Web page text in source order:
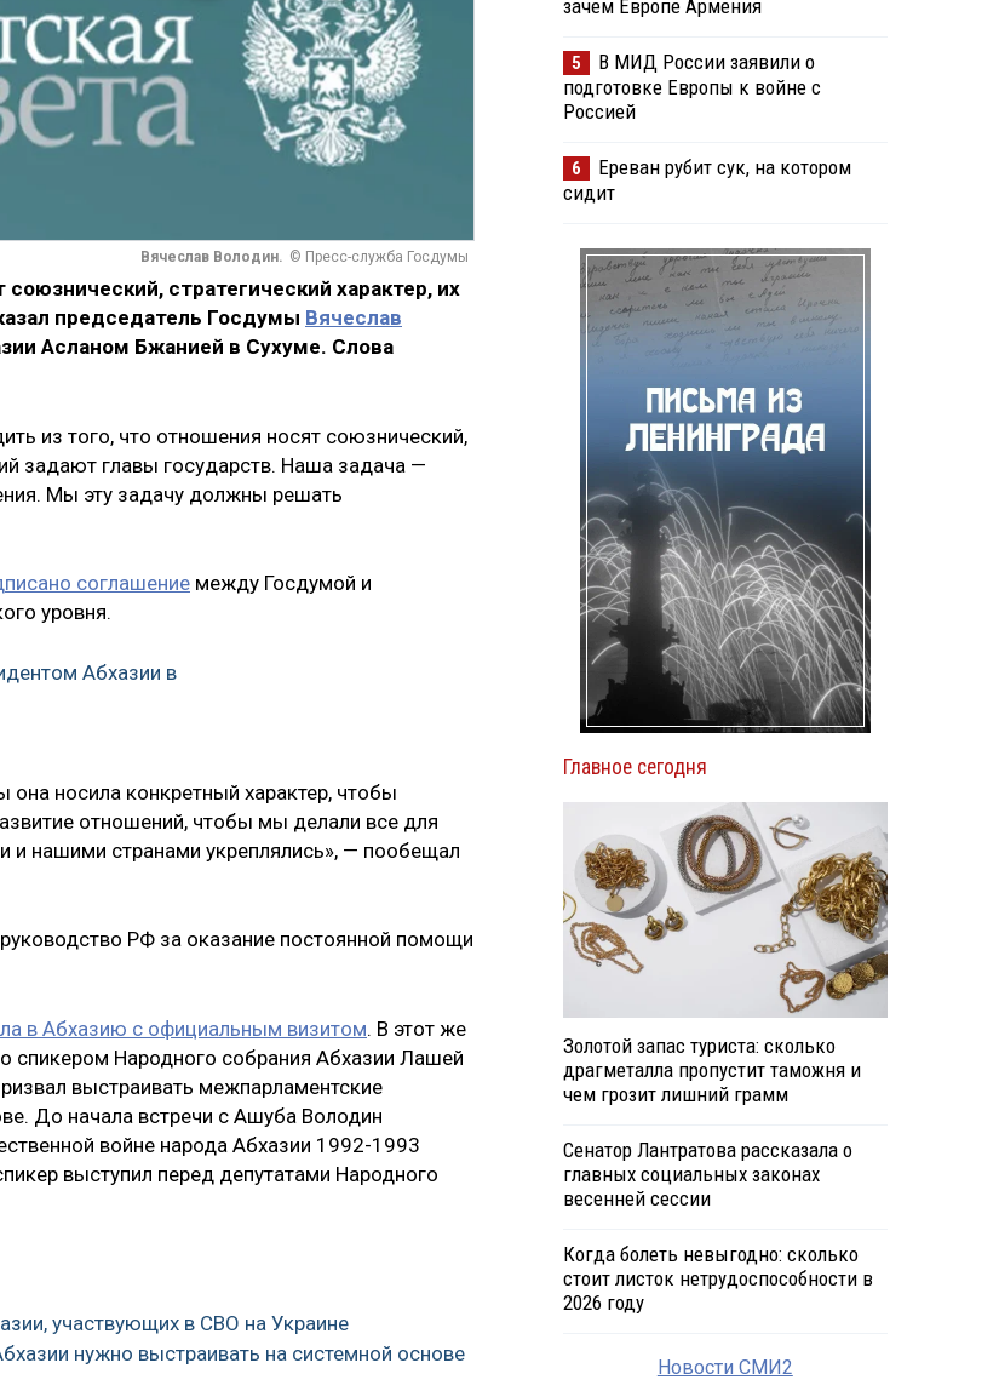
Вячеслав Володин. © Пресс-служба Госдумы
стратегический характер, их
председатель Госдумы Вячеслав
Асланом Бжанией в Сухуме. Слова
из того, что отношения носят союзнический,
задают главы государств. Наша задача —
Мы эту задачу должны решать
соглашение между Госдумой и
уровня.
Абхазии в
носила конкретный характер, чтобы
отношений, чтобы мы делали все для
нашими странами укреплялись», — пообещал
РФ за оказание постоянной помощи
в Абхазию с официальным визитом. В этот же
спикером Народного собрания Абхазии Лашей
выстраивать межпарламентские
До начала встречи с Ашуба Володин
войне народа Абхазии 1992-1993
выступил перед депутатами Народного
участвующих в СВО на Украине
нужно выстраивать на системной основе
зачем Европе Армения
5
В МИД России заявили о
подготовке Европы к войне с
Россией
6
Ереван рубит сук, на котором
сидит
Главное сегодня
Золотой запас туриста: сколько
драгметалла пропустит таможня и
чем грозит лишний грамм
Сенатор Лантратова рассказала о
главных социальных законах
весенней сессии
Когда болеть невыгодно: сколько
стоит листок нетрудоспособности в
2026 году
Новости СМИ2